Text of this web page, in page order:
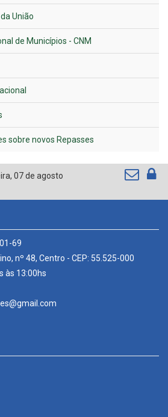
União
de Municípios - CNM
sobre novos Repasses
, 07 de agosto
69
nº 48, Centro - CEP: 55.525-000
às 13:00hs